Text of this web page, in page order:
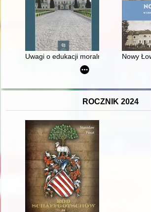
Uwagi o edukacji moralnej synówNowy
ROCZNIK 2024